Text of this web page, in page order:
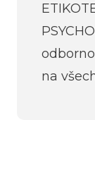
na